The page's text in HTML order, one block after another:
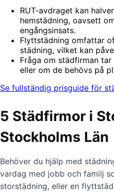
RUT-avdraget kan
hemstädning, oavsett
engångsinsats.
Flyttstädning omfattar
städning, vilket kan
Fråga om städfirman
eller om de behövs på
Se fullständig prisguide för
5 Städfirmor i
Stockholms Län
Behöver du hjälp med
vardag med jobb och familj
storstädning, eller en